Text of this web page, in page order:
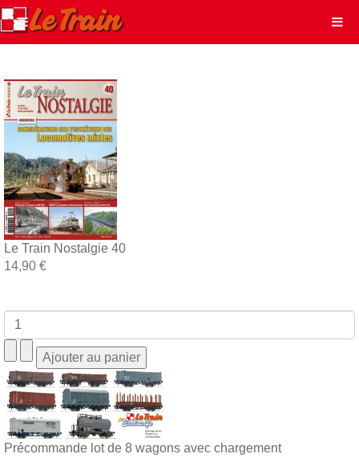
Le Train Nostalgie 40
14,90 €
Précommande lot de 8 wagons avec chargement